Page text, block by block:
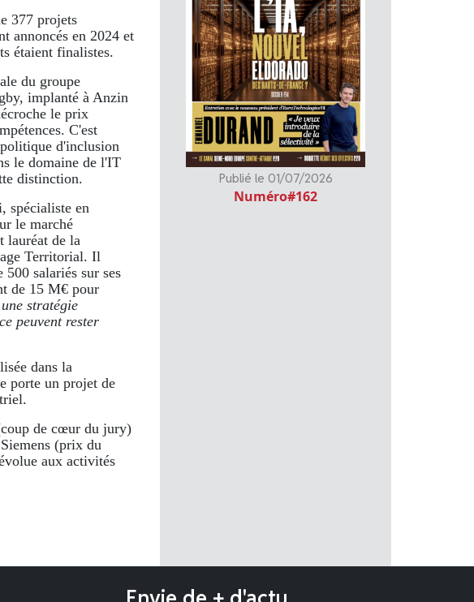
377 projets
annoncés en 2024 et
étaient finalistes.
du groupe
implanté à Anzin
le prix
C'est
d'inclusion
le domaine de l'IT
distinction.
spécialiste en
le marché
lauréat de la
Territorial. Il
500 salariés sur ses
de 15 M€ pour
stratégie
peuvent rester
dans la
porte un projet de
de cœur du jury)
(prix du
aux activités
Publié le 01/07/2026
Numéro#162